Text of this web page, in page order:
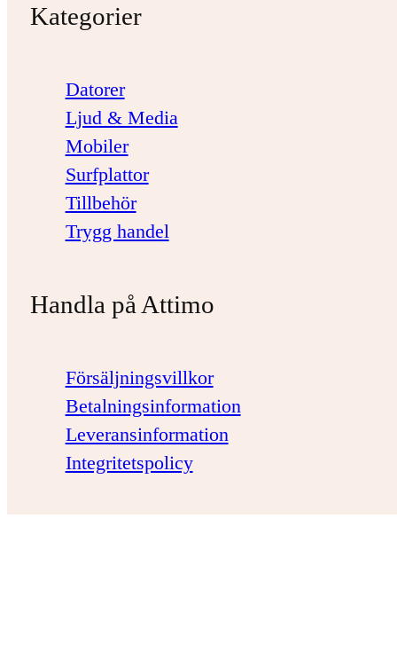
Kategorier
Datorer
Ljud & Media
Mobiler
Surfplattor
Tillbehör
Trygg handel
Handla på Attimo
Försäljningsvillkor
Betalningsinformation
Leveransinformation
Integritetspolicy